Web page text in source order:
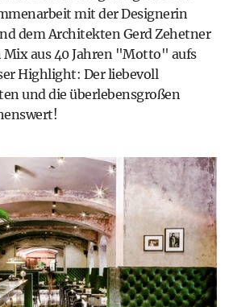
mit derDesignerin
dem Architekten Gerd Zehetner
Mix aus 40 Jahren "Motto" aufs
Highlight: Der liebevoll
und die überlebensgroßen